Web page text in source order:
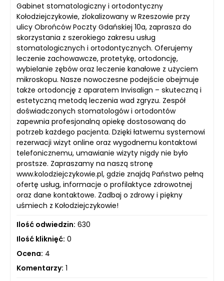
Gabinet stomatologiczny i ortodontyczny
Kołodziejczykowie, zlokalizowany w Rzeszowie przy
ulicy Obrońców Poczty Gdańskiej 10a, zaprasza do
skorzystania z szerokiego zakresu usług
stomatologicznych i ortodontycznych. Oferujemy
leczenie zachowawcze, protetykę, ortodoncję,
wybielanie zębów oraz leczenie kanałowe z użyciem
mikroskopu. Nasze nowoczesne podejście obejmuje
także ortodoncję z aparatem Invisalign – skuteczną i
estetyczną metodą leczenia wad zgryzu. Zespół
doświadczonych stomatologów i ortodontów
zapewnia profesjonalną opiekę dostosowaną do
potrzeb każdego pacjenta. Dzięki łatwemu systemowi
rezerwacji wizyt online oraz wygodnemu kontaktowi
telefonicznemu, umawianie wizyty nigdy nie było
prostsze. Zapraszamy na naszą stronę
www.kolodziejczykowie.pl, gdzie znajdą Państwo pełną
ofertę usług, informacje o profilaktyce zdrowotnej
oraz dane kontaktowe. Zadbaj o zdrowy i piękny
uśmiech z Kołodziejczykowie!
Ilość odwiedzin: 630
Ilość kliknięć: 0
Ocena: 4
Komentarzy: 1